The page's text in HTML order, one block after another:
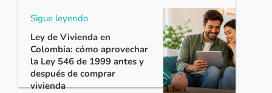
Sigue leyendo
Ley de Vivienda en
Colombia: cómo aprovechar
la Ley 546 de 1999 antes y
después de comprar
vivienda